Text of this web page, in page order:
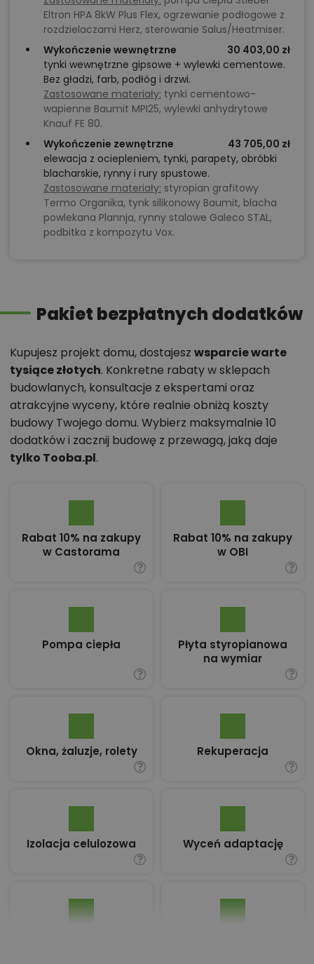
Eltron HPA 8kW Plus Flex, ogrzewanie podłogowe z
rozdzielaczami Herz, sterowanie Salus/Heatmiser.
Wykończenie wewnętrzne
30 403,00 zł
tynki wewnętrzne gipsowe + wylewki cementowe.
Bez gładzi, farb, podłóg i drzwi.
Zastosowane materiały: tynki cementowo-
wapienne Baumit MPI25, wylewki anhydrytowe
Knauf FE 80.
Wykończenie zewnętrzne
43 705,00 zł
elewacja z ociepleniem, tynki, parapety, obróbki
blacharskie, rynny i rury spustowe.
Zastosowane materiały: styropian grafitowy
Termo Organika, tynk silikonowy Baumit, blacha
powlekana Plannja, rynny stalowe Galeco STAL,
podbitka z kompozytu Vox.
Pakiet bezpłatnych dodatków
Kupujesz projekt domu, dostajesz wsparcie warte
tysiące złotych. Konkretne rabaty w sklepach
budowlanych, konsultacje z ekspertami oraz
atrakcyjne wyceny, które realnie obniżą koszty
budowy Twojego domu. Wybierz maksymalnie 10
dodatków i zacznij budowę z przewagą, jaką daje
tylko Tooba.pl.
Rabat 10% na zakupy
w Castorama
Rabat 10% na zakupy
w OBI
Pompa ciepła
Płyta styropianowa
na wymiar
Okna, żaluzje, rolety Rekuperacja
Izolacja celulozowa Wyceń adaptację